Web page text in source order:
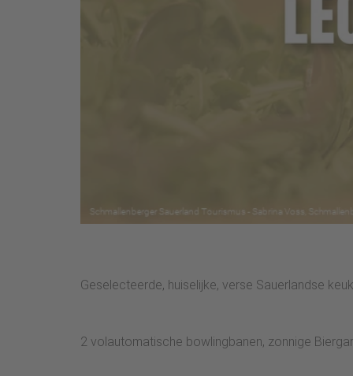
Geselecteerde, huiselijke, verse Sauerlandse
2 volautomatische bowlingbanen, zonnige